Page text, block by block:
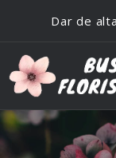
Dar de